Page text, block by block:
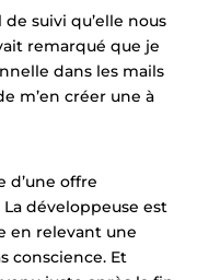
suivi qu’elle nous
remarqué que je
dans les mails
m’en créer une à
d’une offre
développeuse est
en relevant une
conscience. Et